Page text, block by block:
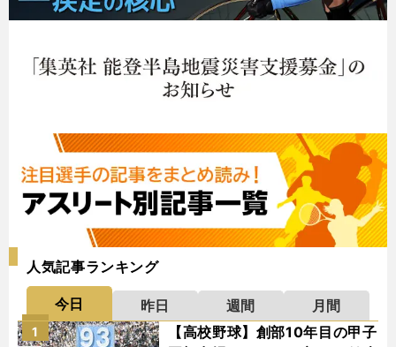
人気記事ランキング
今日 昨日 週間
月間
【高校野球】創部10年目の甲子
1